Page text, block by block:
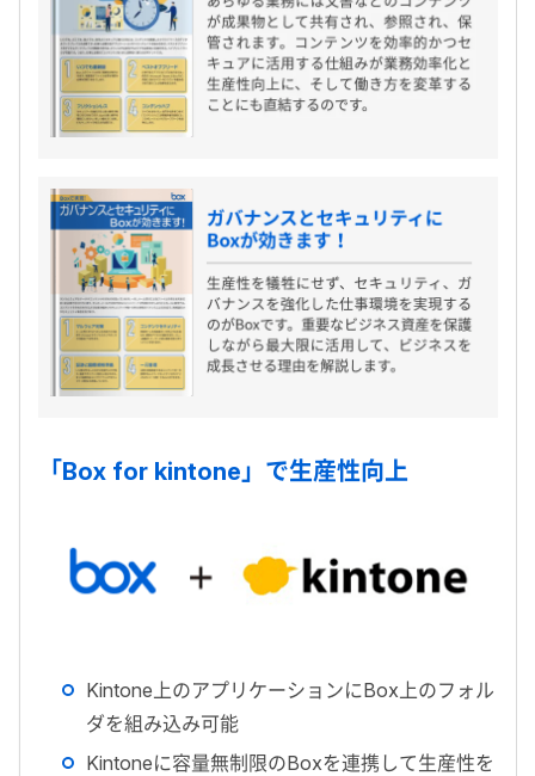
「Box for kintone」で生産性向上
Kintone上のアプリケーションにBox上のフォル
ダを組み込み可能
Kintoneに容量無制限のBoxを連携して生産性を